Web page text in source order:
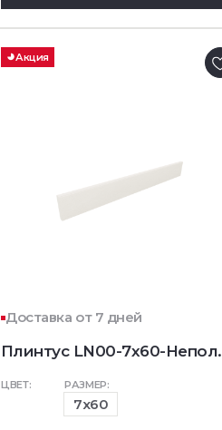
Акция
Доставка от 7 дней
Плинтус LN00-7x60-Непол.
ЦВЕТ: РАЗМЕР:
7x60